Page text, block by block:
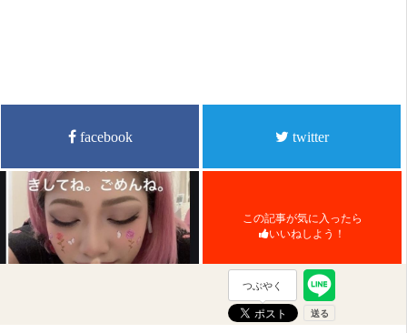
facebook twitter
この記事が気に入ったら
いいねしよう！
つぶやく